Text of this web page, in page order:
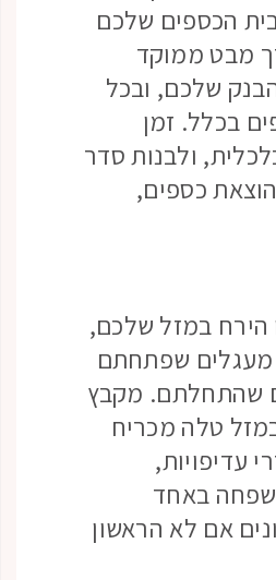
הכספים שלכם
מבט ממוקד
שלכם, ובכל
בכלל. זמן
ולבנות סדר
כספים,
הירח במזל שלכם,
מעגלים שפתחתם
שהתחלתם. מקבץ
טלה מכריח
עדיפויות,
באחד
אם לא הראשון